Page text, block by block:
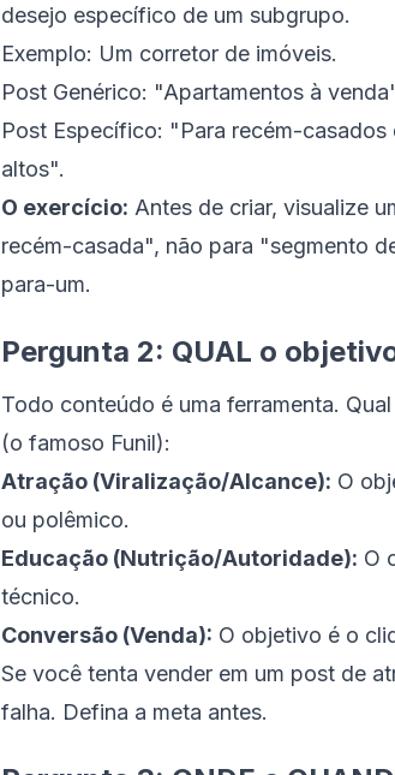
desejo específico de um subgrupo.
Exemplo: Um corretor de imóveis.
Post Genérico: "Apartamentos à
Post Específico: "Para recém-
altos".
O exercício: Antes de criar, visualize
recém-casada", não para "segmento
para-um.
Pergunta 2: QUAL o
Todo conteúdo é uma ferramenta.
(o famoso Funil):
Atração (Viralização/Alcance): O
ou polêmico.
Educação (Nutrição/Autoridade): O
técnico.
Conversão (Venda): O objetivo é o
Se você tenta vender em um post de
falha. Defina a meta antes.